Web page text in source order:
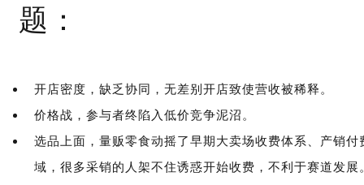
题：
开店密度，缺乏协同，无差别开店致使营收被稀释。
价格战，参与者终陷入低价竞争泥沼。
选品上面，量贩零食动摇了早期大卖场收费体系、产销
域，很多采销的人架不住诱惑开始收费，不利于赛道发展